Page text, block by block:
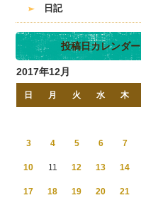
日記
投稿日カレンダー
2017年12月
日 月 火 水 木
3 4 5 6 7
10 11 12 13 14
17 18 19 20 21